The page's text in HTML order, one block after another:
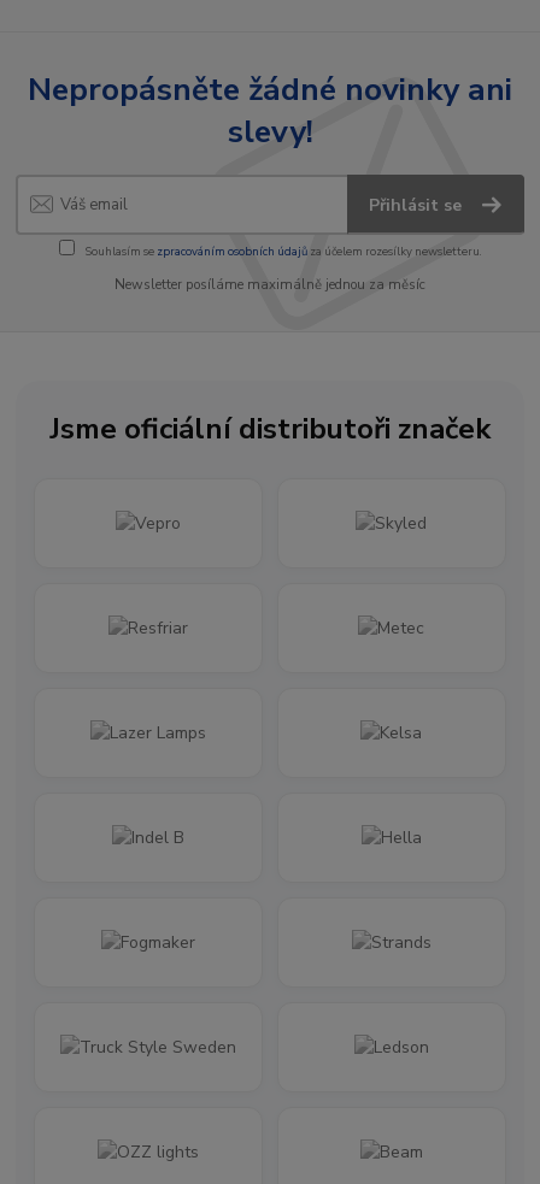
Nepropásněte žádné novinky ani
slevy!
Přihlásit se
Souhlasím se zpracováním osobních údajůza účelem rozesílky newsletteru.
Newsletter posíláme maximálně jednou za měsíc
Jsme oficiální distributoři značek